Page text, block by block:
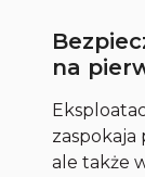
na
ale także